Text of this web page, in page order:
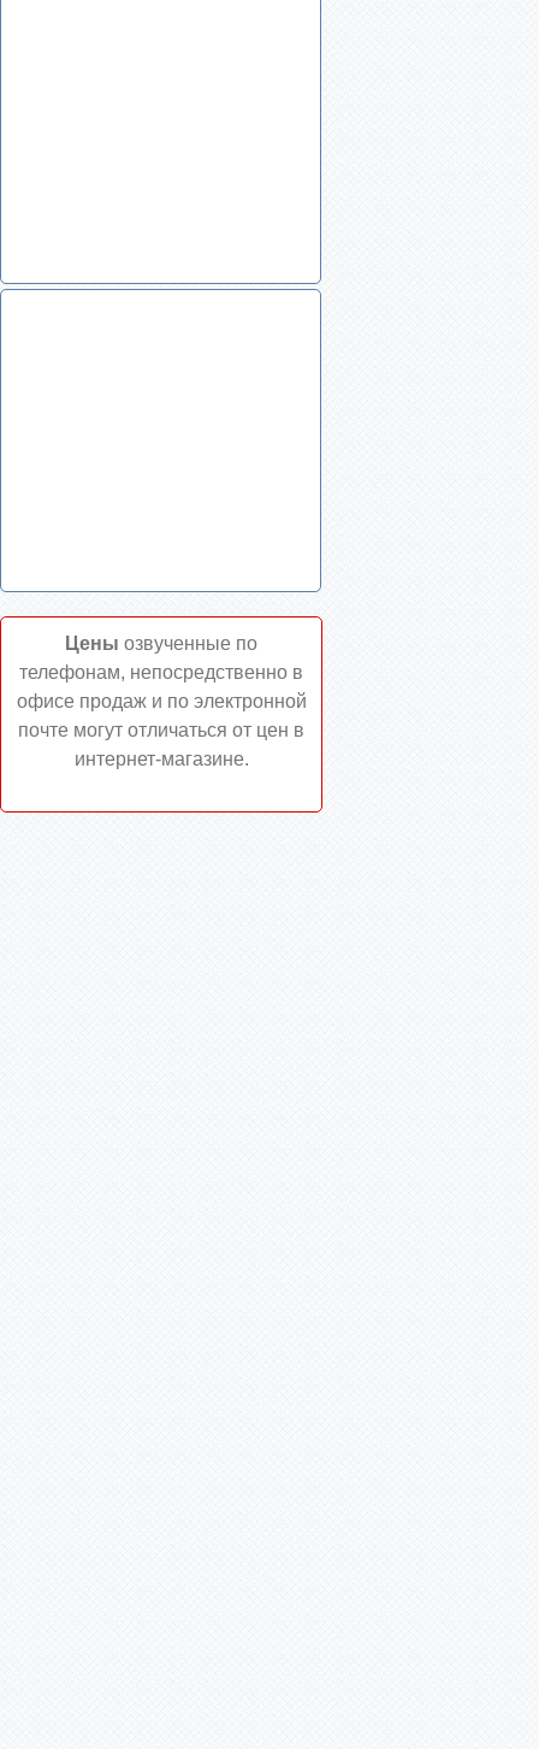
Цены озвученные по
телефонам, непосредственно в
офисе продаж и по электронной
почте могут отличаться от цен в
интернет-магазине.